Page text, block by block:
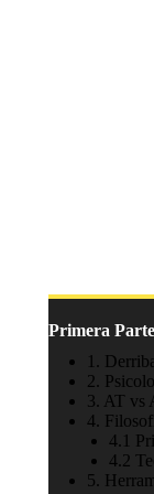
Primera
1.
2.
3. AT vs
4.
4.1
4.2
5.